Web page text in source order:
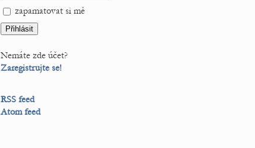
zapamatovat si mě
Nemáte zde účet?
Zaregistrujte se!
RSS feed
Atom feed